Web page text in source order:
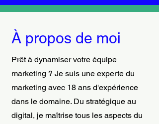
À propos de moi
Prêt à dynamiser votre équipe
marketing ? Je suis une experte du
marketing avec 18 ans d'expérience
dans le domaine. Du stratégique au
digital, je maîtrise tous les aspects du